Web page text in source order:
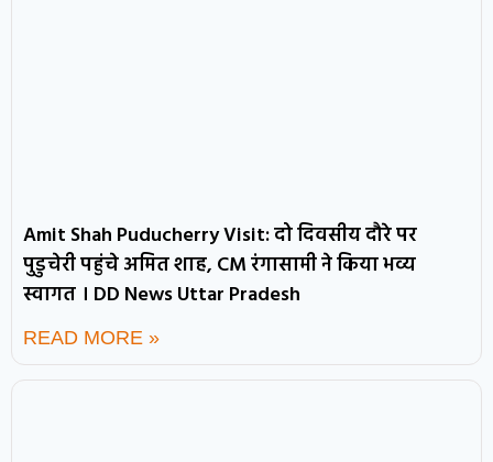
Amit Shah Puducherry Visit: दो दिवसीय दौरे पर
पुडुचेरी पहुंचे अमित शाह, CM रंगासामी ने किया भव्य
स्वागत । DD News Uttar Pradesh
READ MORE »